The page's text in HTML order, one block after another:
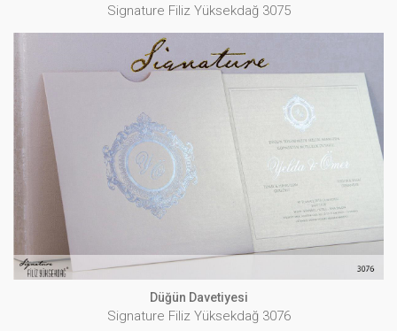
Signature Filiz Yüksekdağ 3075
Düğün Davetiyesi
Signature Filiz Yüksekdağ 3076
İNCELE
Düğün Davetiyesi
Signature Filiz Yüksekdağ 3076